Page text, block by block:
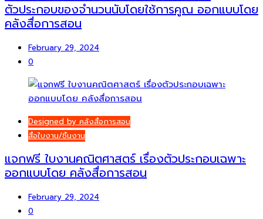
ตัวประกอบของจำนวนนับโดยใช้การคูณ ออกแบบโดย
คลังสื่อการสอน
February 29, 2024
0
Designed by คลังสื่อการสอน
สื่อใบงาน/ชิ้นงาน
แจกฟรี ใบงานคณิตศาสตร์ เรื่องตัวประกอบเฉพาะ
ออกแบบโดย คลังสื่อการสอน
February 29, 2024
0